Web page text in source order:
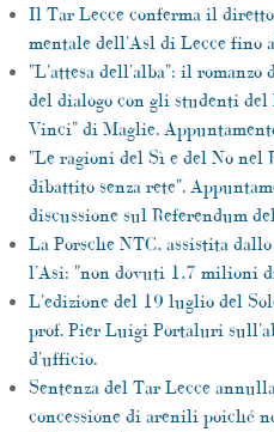
Il Tar Lecce conferma il
mentale dell'Asl di Lecce fino
"L'attesa dell'alba": il romanzo
del dialogo con gli studenti
Vinci" di Maglie.
"Le ragioni del Sì e del No nel
dibattito senza rete".
discussione sul Referendum
La Porsche NTC, assistita
l'Asi: "non dovuti 1,7 milioni
L'edizione del 19 luglio del
prof. Pier Luigi Portaluri
d'ufficio.
Sentenza del Tar Lecce
concessione di arenili poiché